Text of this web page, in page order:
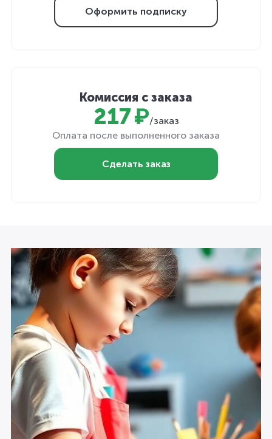
Оформить подписку
Комиссия с заказа
217 ₽/заказ
Оплата после выполненного заказа
Сделать заказ